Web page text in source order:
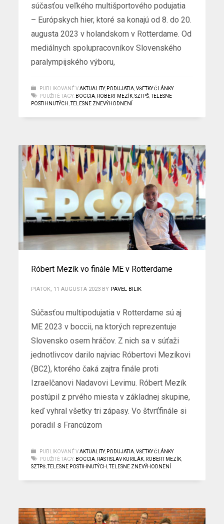
súčasťou veľkého multišportového podujatia
– Európskych hier, ktoré sa konajú od 8. do 20.
augusta 2023 v holandskom v Rotterdame. Od
mediálnych spolupracovníkov Slovenského
paralympijského výboru,
PUBLIKOVANÉ V AKTUALITY, PODUJATIA ,VŠETKY ČLÁNKY
POUŽITÉ TAGY: BOCCIA ROBERT MEZÍK ,SZTPŠ ,TELESNE
POSTIHNUTÝCH ,TELESNE ZNEVÝHODNENÍ
Róbert Mezík vo finále ME v Rotterdame
PIATOK, 11 AUGUSTA 2023 BY PAVEL BILIK
Súčasťou multipodujatia v Rotterdame sú aj
ME 2023 v boccii, na ktorých reprezentuje
Slovensko osem hráčov. Z nich sa v súťaži
jednotlivcov darilo najviac Róbertovi Mezíkovi
(BC2), ktorého čaká zajtra finále proti
Izraelčanovi Nadavovi Levimu. Róbert Mezík
postúpil z prvého miesta v základnej skupine,
keď vyhral všetky tri zápasy. Vo štvrťfinále si
poradil s Francúzom
PUBLIKOVANÉ V AKTUALITY, PODUJATIA ,VŠETKY ČLÁNKY
POUŽITÉ TAGY: BOCCIA RASTISLAV KURILÁK ROBERT MEZÍK
SZTPŠ ,TELESNE POSTIHNUTÝCH ,TELESNE ZNEVÝHODNENÍ